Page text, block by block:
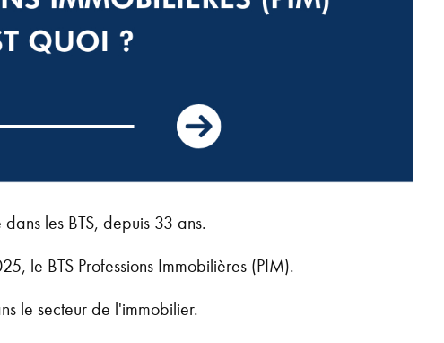
les BTS, depuis 33 ans.
le BTS Professions Immobilières (PIM).
le secteur de l'immobilier.